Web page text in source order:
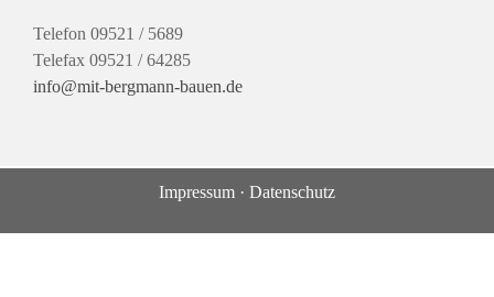
Telefon 09521 / 5689
Telefax 09521 / 64285
info@mit-bergmann-bauen.de
Impressum · Datenschutz